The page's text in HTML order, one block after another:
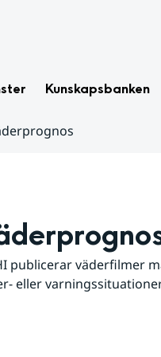
Kunskapsbanken
publicerar väderfilmer
eller